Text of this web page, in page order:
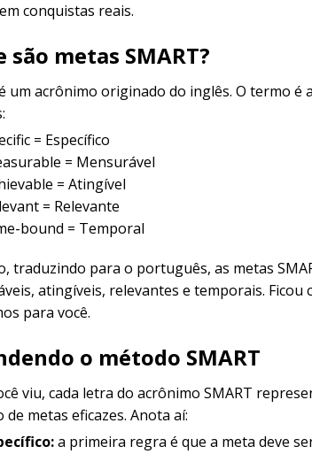
conquistas reais.
são metas SMART?
um acrônimo originado do inglês. O termo é
= Específico
= Mensurável
= Atingível
= Relevante
bound = Temporal
traduzindo para o português, as metas
atingíveis, relevantes e temporais. Ficou
para você.
o método SMART
viu, cada letra do acrônimo SMART
de metas eficazes. Anota aí:
a primeira regra é que a meta deve